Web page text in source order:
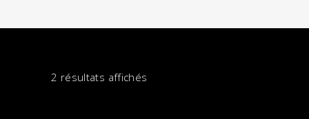
2 résultats affichés